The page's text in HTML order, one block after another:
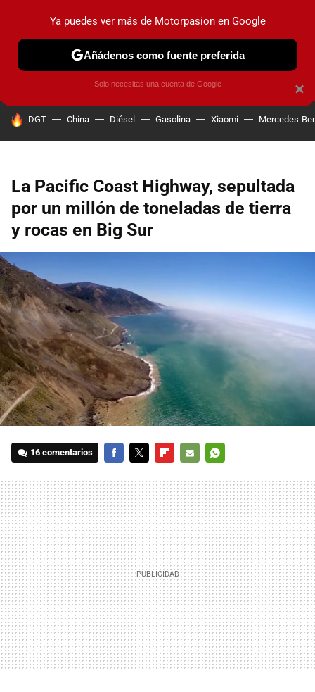
PRUEBAS COCHES ELÉCTRICOS OBSERVATORIO
HOY SE HABLA DE
DGT China Diésel Gasolina Xiaomi Mercedes-
La Pacific Coast Highway, sepultada
por un millón de toneladas de tierra
y rocas en Big Sur
16 comentarios
MAIL
×
Ya puedes ver más de Motorpasion en Google
Añádenos como fuente preferida
Solo necesitas una cuenta de Google